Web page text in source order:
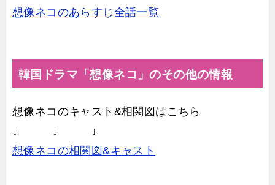
想像ネコのあらすじ全話一覧
韓国ドラマ「想像ネコ」のその他の情報
想像ネコのキャスト&相関図はこちら
↓ ↓ ↓
想像ネコの相関図&キャスト